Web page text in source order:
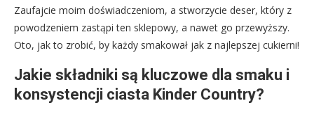
Zaufajcie moim doświadczeniom, a stworzycie deser, który z
powodzeniem zastąpi ten sklepowy, a nawet go przewyższy.
Oto, jak to zrobić, by każdy smakował jak z najlepszej cukierni!
Jakie składniki są kluczowe dla smaku i
konsystencji ciasta Kinder Country?